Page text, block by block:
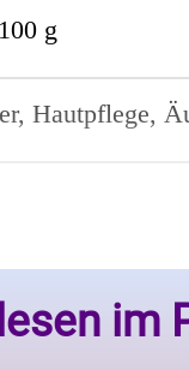
g
Hautpflege,
im